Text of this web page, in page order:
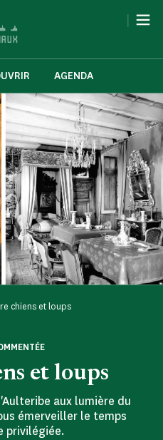
|
AGENDA
chiens et loups
et loups
aux lumière du
émerveiller le temps
privilégiée.